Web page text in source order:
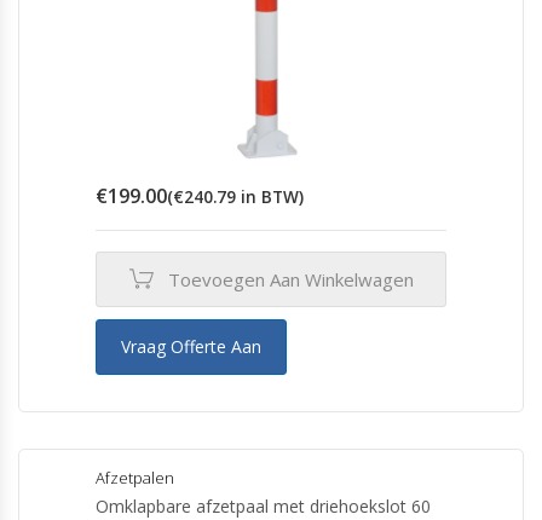
€199.00(€240.79 in BTW)
Toevoegen Aan Winkelwagen
Vraag Offerte Aan
Afzetpalen
Omklapbare afzetpaal met driehoekslot 60